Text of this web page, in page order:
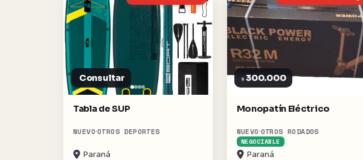
Consultar
Tabla de SUP
NUEVO OTROS DEPORTES
Paraná
$ 300.000
Monopatín Eléctrico
NUEVO OTROS RODADOS
NEGOCIABLE
Paraná